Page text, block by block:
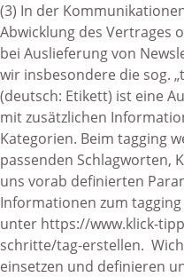
(3) In der
Abwicklung des Vertrages
bei Auslieferung von
wir insbesondere die sog.
(deutsch: Etikett) ist eine
mit zusätzlichen
Kategorien. Beim tagging
passenden Schlagworten,
uns vorab definierten
Informationen zum
unter https://www.klick-
schritte/tag-erstellen.
einsetzen und definieren